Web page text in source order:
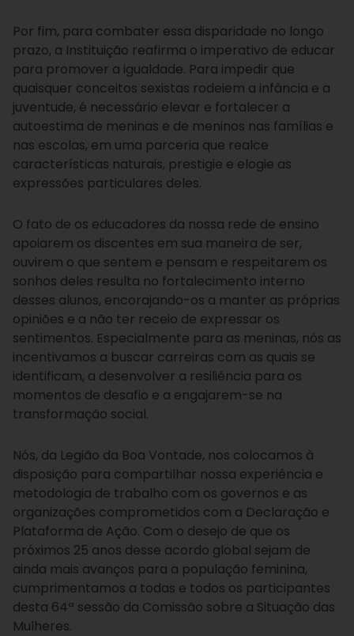
Por fim, para combater essa disparidade no longo
prazo, a Instituição reafirma o imperativo de educar
para promover a igualdade. Para impedir que
quaisquer conceitos sexistas rodeiem a infância e a
juventude, é necessário elevar e fortalecer a
autoestima de meninas e de meninos nas famílias e
nas escolas, em uma parceria que realce
características naturais, prestigie e elogie as
expressões particulares deles.
O fato de os educadores da nossa rede de ensino
apoiarem os discentes em sua maneira de ser,
ouvirem o que sentem e pensam e respeitarem os
sonhos deles resulta no fortalecimento interno
desses alunos, encorajando-os a manter as próprias
opiniões e a não ter receio de expressar os
sentimentos. Especialmente para as meninas, nós as
incentivamos a buscar carreiras com as quais se
identificam, a desenvolver a resiliência para os
momentos de desafio e a engajarem-se na
transformação social.
Nós, da Legião da Boa Vontade, nos colocamos à
disposição para compartilhar nossa experiência e
metodologia de trabalho com os governos e as
organizações comprometidos com a Declaração e
Plataforma de Ação. Com o desejo de que os
próximos 25 anos desse acordo global sejam de
ainda mais avanços para a população feminina,
cumprimentamos a todas e todos os participantes
desta 64ª sessão da Comissão sobre a Situação das
Mulheres.